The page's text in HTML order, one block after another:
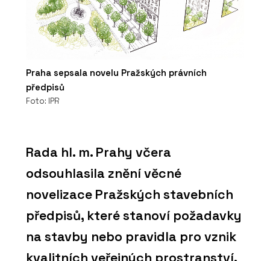
Praha sepsala novelu Pražských právních
předpisů
Foto: IPR
Rada hl. m. Prahy včera
odsouhlasila znění věcné
novelizace Pražských stavebních
předpisů, které stanoví požadavky
na stavby nebo pravidla pro vznik